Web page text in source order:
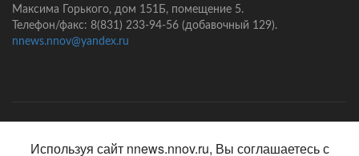
Максима Горького, дом 151Б, помещение 5.
Телефон/факс: 8(831) 233-94-56 (добавочный 129).
nnews.nnov@yandex.ru
Используя сайт nnews.nnov.ru, Вы соглашаетесь с